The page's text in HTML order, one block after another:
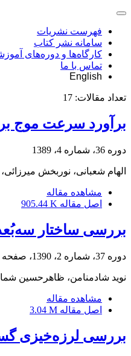
فهرست نشریات
سامانه نشر کتاب
کارگاه‌ها و دوره‌های
تماس با ما
English
تعداد مقالات: 17
برآورد سرعت موج
دوره 36، شماره 4، 1389
الهام شعبانی، نوربخش
مشاهده مقاله
اصل مقاله 905.44 K
بررسی ساختار
دوره 37، شماره 2، 1390، صفحه
نوید شادمنامن، ظاهرحسین
مشاهده مقاله
اصل مقاله 3.04 M
بررسی لرزه‌خیزی